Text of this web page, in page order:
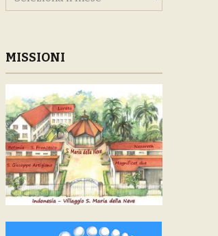
MISSIONI